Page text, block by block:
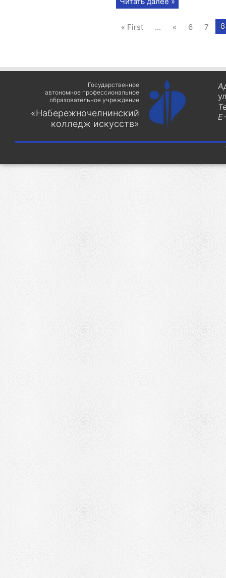
« First ... « 6 7 8
Государственное
автономное профессиональное
образовательное учреждение
«Набережночелнинский
колледж искусств»